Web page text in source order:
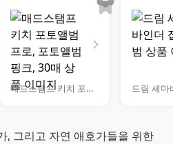
매드스탬프 키치 포토앨범 프로, 포토앨범 핑크, 30매
, 그리고 자연 애호가들을 위한